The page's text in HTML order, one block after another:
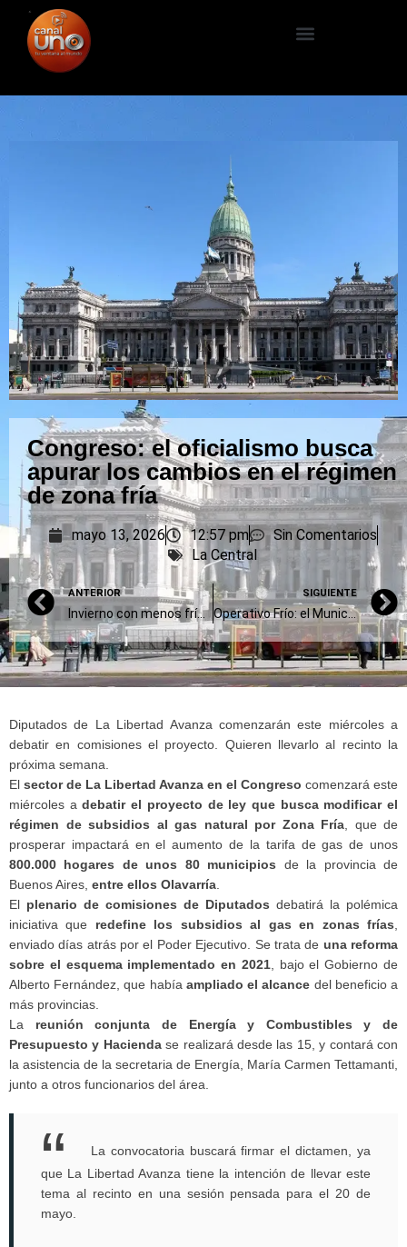
Congreso: el oficialismo busca
apurar los cambios en el régimen
de zona fría
mayo 13, 2026 12:57 pm
Sin Comentarios
La Central
ANTERIOR
Invierno con menos frío y más lluvias en la provincia de Buenos Aires
SIGUIENTE
Operativo Frío: el Municipio reunió a instituciones para coordinar asistencia social
Diputados de La Libertad Avanza comenzarán este miércoles a
debatir en comisiones el proyecto. Quieren llevarlo al recinto la
próxima semana.
El sector de La Libertad Avanza en el Congreso comenzará este
miércoles adebatir el proyecto de ley que busca modificar el
régimen de subsidios al gas natural por Zona Fría, que de
prosperar impactará en el aumento de la tarifa de gas de unos
800.000 hogares de unos 80 municipios de la provincia de
Buenos Aires, entre ellos Olavarría.
El plenario de comisiones de Diputados debatirá la polémica
iniciativa que redefine los subsidios al gas en zonas frías,
enviado días atrás por el Poder Ejecutivo. Se trata de una reforma
sobre el esquema implementado en 2021, bajo el Gobierno de
Alberto Fernández, que había ampliado el alcance del beneficio a
más provincias.
La reunión conjunta de Energía y Combustibles y de
Presupuesto y Haciendase realizará desde las 15, y contará con
la asistencia de la secretaria de Energía, María Carmen Tettamanti,
junto a otros funcionarios del área.
La convocatoria buscará firmar el dictamen, ya
que La Libertad Avanza tiene la intención de llevar este
tema al recinto en una sesión pensada para el 20 de
mayo.